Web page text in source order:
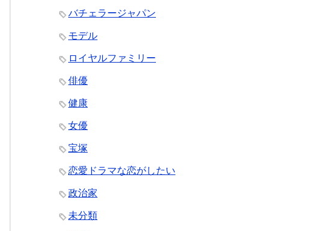
バチェラージャパン
モデル
ロイヤルファミリー
俳優
健康
女優
宝塚
恋愛ドラマな恋がしたい
政治家
未分類